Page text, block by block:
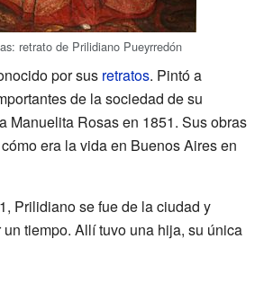
retrato de Prilidiano Pueyrredón
por sus retratos. Pintó a
de la sociedad de su
Manuelita Rosas en 1851. Sus obras
era la vida en Buenos Aires en
Prilidiano se fue de la ciudad y
tiempo. Allí tuvo una hija, su única